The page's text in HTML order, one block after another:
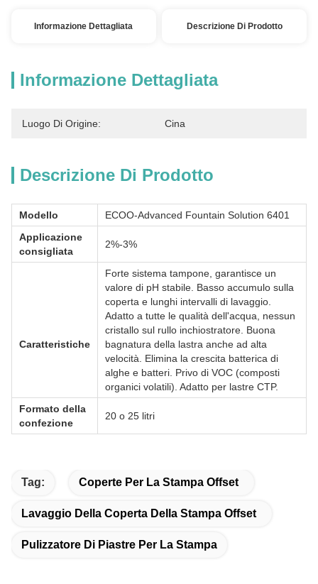
Informazione Dettagliata Descrizione Di Prodotto
Informazione Dettagliata
Luogo Di Origine: Cina
Descrizione Di Prodotto
Modello
ECOO-Advanced Fountain Solution 6401
Applicazione
consigliata
2%-3%
Caratteristiche
Forte sistema tampone, garantisce un
valore di pH stabile. Basso accumulo sulla
coperta e lunghi intervalli di lavaggio.
Adatto a tutte le qualità dell'acqua, nessun
cristallo sul rullo inchiostratore. Buona
bagnatura della lastra anche ad alta
velocità. Elimina la crescita batterica di
alghe e batteri. Privo di VOC (composti
organici volatili). Adatto per lastre CTP.
Formato della
confezione
20 o 25 litri
Tag: Coperte Per La Stampa Offset
Lavaggio Della Coperta Della Stampa Offset
Pulizzatore Di Piastre Per La Stampa